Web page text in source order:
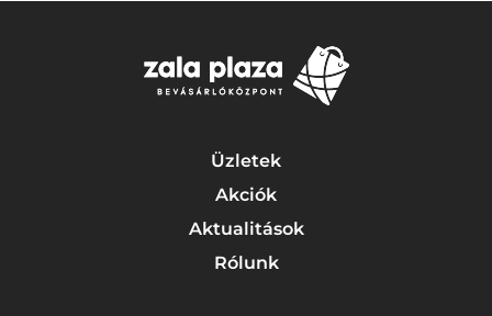
Üzletek
Akciók
Aktualitások
Rólunk